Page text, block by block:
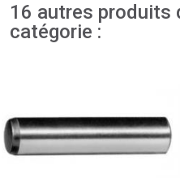
16 autres produits
catégorie :